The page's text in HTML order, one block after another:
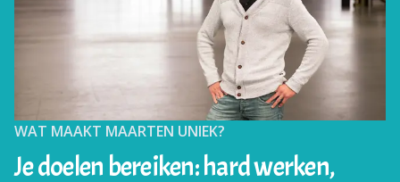
WAT MAAKT MAARTEN UNIEK?
Je doelen bereiken: hard werken,